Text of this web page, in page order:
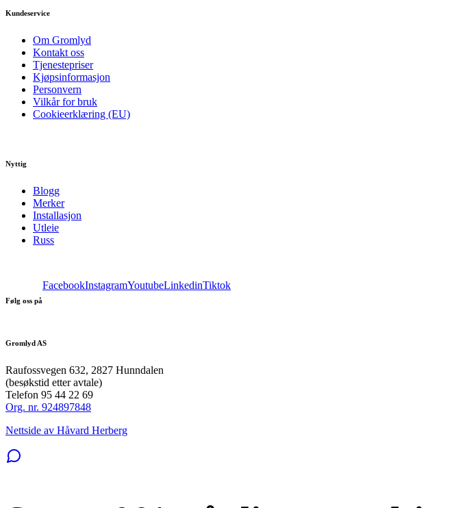
Kundeservice
Om Gromlyd
Kontakt oss
Tjenestepriser
Kjøpsinformasjon
Personvern
Vilkår for bruk
Cookieerklæring (EU)
Nyttig
Blogg
Merker
Installasjon
Utleie
Russ
Følg oss på
FacebookInstagramYoutubeLinkedinTiktok
Gromlyd AS
Raufossvegen 632, 2827 Hunndalen
(besøkstid etter avtale)
Telefon 95 44 22 69
Org. nr. 924897848
Nettside av Håvard Herberg